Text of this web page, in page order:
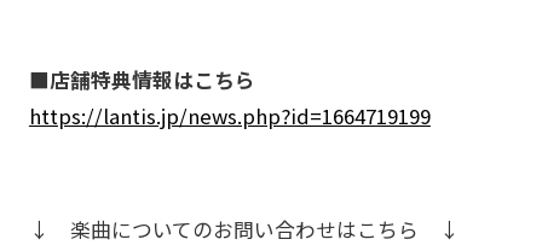
■店舗特典情報はこちら
https://lantis.jp/news.php?id=1664719199
↓ 楽曲についてのお問い合わせはこちら ↓